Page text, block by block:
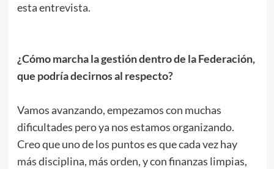
esta entrevista.
¿Cómo marcha la gestión dentro de la Federación,
que podría decirnos al respecto?
Vamos avanzando, empezamos con muchas
dificultades pero ya nos estamos organizando.
Creo que uno de los puntos es que cada vez hay
más disciplina, más orden, y con finanzas limpias,